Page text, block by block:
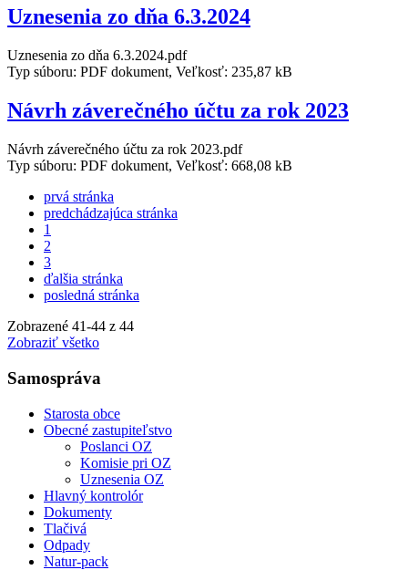
Uznesenia zo dňa 6.3.2024
Uznesenia zo dňa 6.3.2024.pdf
Typ súboru: PDF dokument, Veľkosť: 235,87 kB
Návrh záverečného účtu za rok 2023
Návrh záverečného účtu za rok 2023.pdf
Typ súboru: PDF dokument, Veľkosť: 668,08 kB
prvá stránka
predchádzajúca stránka
1
2
3
ďalšia stránka
posledná stránka
Zobrazené 41-44 z 44
Zobraziť všetko
Samospráva
Starosta obce
Obecné zastupiteľstvo
Poslanci OZ
Komisie pri OZ
Uznesenia OZ
Hlavný kontrolór
Dokumenty
Tlačivá
Odpady
Natur-pack